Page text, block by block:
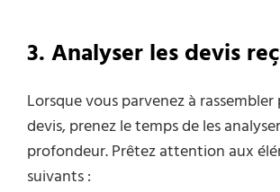
3. Analyser les devis
Lorsque vous parvenez à rassembler
devis, prenez le temps de les
profondeur. Prêtez attention aux
suivants :